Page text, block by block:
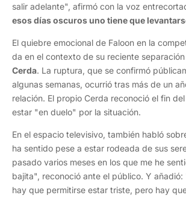
salir adelante", afirmó con la voz
esos días oscuros uno tiene que
El quiebre emocional de Faloon en la
da en el contexto de su reciente
Cerda. La ruptura, que se confirmó
algunas semanas, ocurrió tras más de un
relación. El propio Cerda reconoció el fin
estar "en duelo" por la situación.
En el espacio televisivo, también habló
ha sentido pese a estar rodeada de sus
pasado varios meses en los que me he
bajita", reconoció ante el público. Y
hay que permitirse estar triste, pero hay